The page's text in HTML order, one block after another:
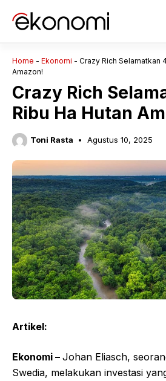
Home - Ekonomi - Crazy Rich Selamatkan
Amazon!
Crazy Rich
Ribu Ha Hutan
Toni Rasta Agustus 10, 2025
Artikel:
Ekonomi – Johan Eliasch,
Swedia, melakukan investasi